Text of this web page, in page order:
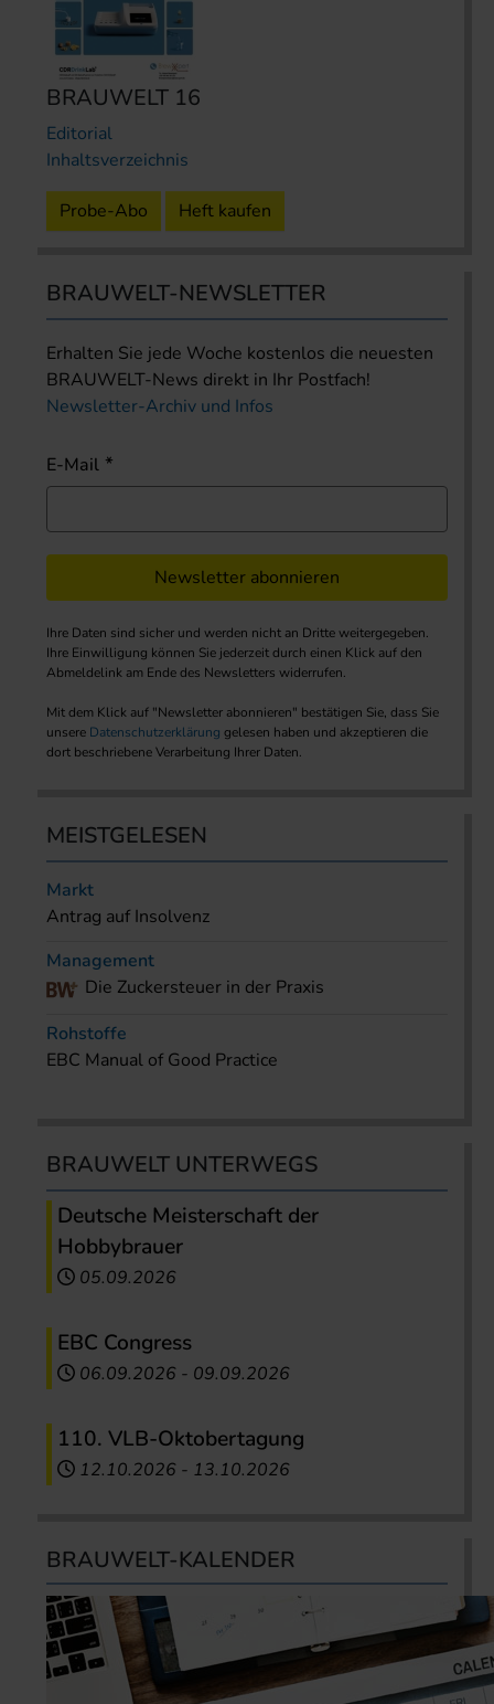
BRAUWELT 16
Editorial
Inhaltsverzeichnis
Probe-Abo Heft kaufen
BRAUWELT-NEWSLETTER
Erhalten Sie jede Woche kostenlos die neuesten
BRAUWELT-News direkt in Ihr Postfach!
Newsletter-Archiv und Infos
E-Mail
Newsletter abonnieren
Ihre Daten sind sicher und werden nicht an Dritte weitergegeben.
Ihre Einwilligung können Sie jederzeit durch einen Klick auf den
Abmeldelink am Ende des Newsletters widerrufen.
Mit dem Klick auf "Newsletter abonnieren" bestätigen Sie, dass Sie
unsere Datenschutzerklärung gelesen haben und akzeptieren die
dort beschriebene Verarbeitung Ihrer Daten.
MEISTGELESEN
Markt
Antrag auf Insolvenz
Management
Die Zuckersteuer in der Praxis
Rohstoffe
EBC Manual of Good Practice
BRAUWELT UNTERWEGS
Deutsche Meisterschaft der
Hobbybrauer
05.09.2026
EBC Congress
06.09.2026 - 09.09.2026
110. VLB-Oktobertagung
12.10.2026 - 13.10.2026
BRAUWELT-KALENDER